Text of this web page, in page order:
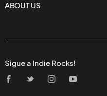
ABOUT US
Sigue a Indie Rocks!